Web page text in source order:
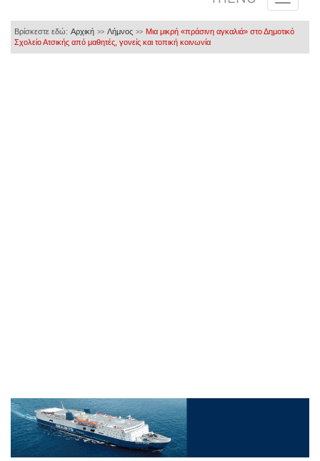
Βρίσκεστε εδώ: Αρχική >> Λήμνος >> Μια μικρή «πράσινη αγκαλιά» στο Δημοτικό
Σχολείο Ατσικής από μαθητές, γονείς και τοπική κοινωνία